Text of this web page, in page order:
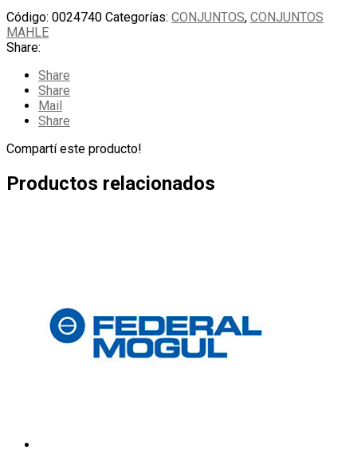
Código: 0024740 Categorías: CONJUNTOS, CONJUNTOS
MAHLE
Share:
Share
Share
Mail
Share
Compartí este producto!
Productos relacionados